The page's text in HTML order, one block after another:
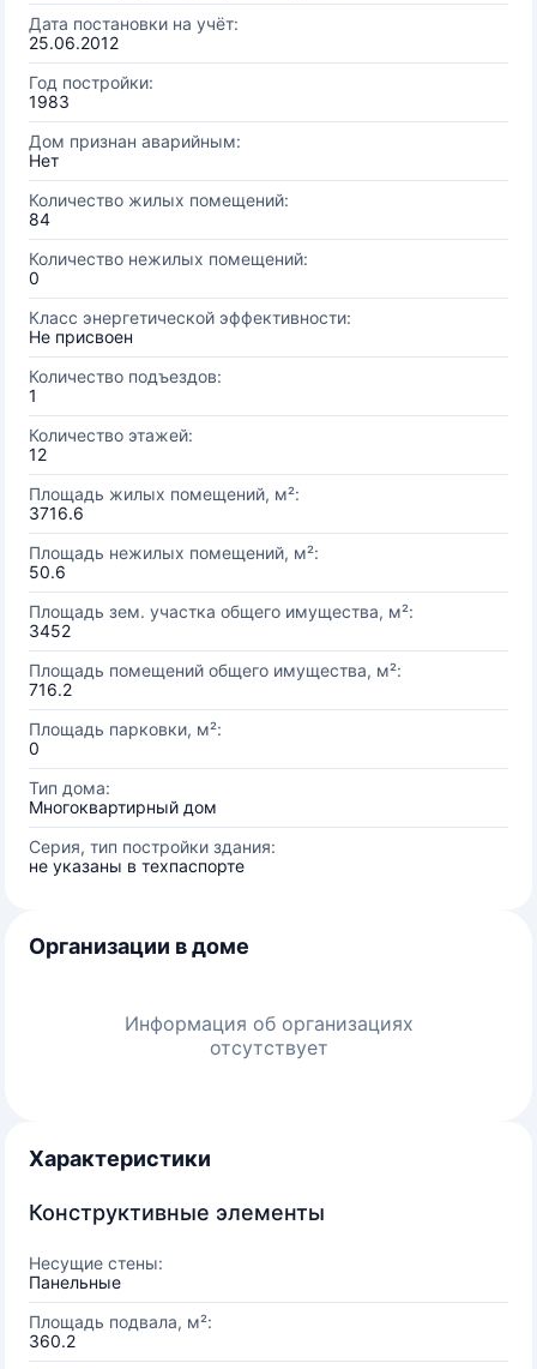
Дата постановки на учёт:
25.06.2012
Год постройки:
1983
Дом признан аварийным:
Нет
Количество жилых помещений:
84
Количество нежилых помещений:
0
Класс энергетической эффективности:
Не присвоен
Количество подъездов:
1
Количество этажей:
12
Площадь жилых помещений, м²:
3716.6
Площадь нежилых помещений, м²:
50.6
Площадь зем. участка общего имущества, м²:
3452
Площадь помещений общего имущества, м²:
716.2
Площадь парковки, м²:
0
Тип дома:
Многоквартирный дом
Серия, тип постройки здания:
не указаны в техпаспорте
Организации в доме
Информация об организациях
отсутствует
Характеристики
Конструктивные элементы
Несущие стены:
Панельные
Площадь подвала, м²:
360.2